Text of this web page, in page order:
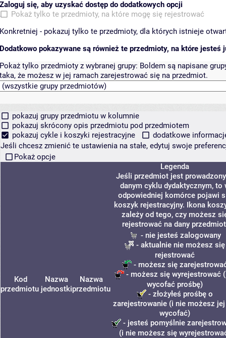
Zaloguj się, aby uzyskać dostęp do dodatkowych opcji
Pokaż tylko te przedmioty, na które mogę się rejestrować
Konkretniej - pokazuj tylko te przedmioty, dla których istnieje
Dodatkowo pokazywane są również te przedmioty, na które jesteś
Pokaż tylko przedmioty z wybranej grupy: Boldem są napisane
taka, że możesz w jej ramach zarejestrować się na przedmiot.
pokazuj grupy przedmiotu w kolumnie
pokazuj skrócony opis przedmiotu pod przedmiotem
pokazuj cykle i koszyki rejestracyjne
dodatkowe
Jeśli chcesz zmienić te ustawienia na stałe, edytuj swoje
Pokaż opcje
Kod
przedmiotu
Nazwa
jednostki
Nazwa
przedmiotu
Legenda
Jeśli przedmiot jest
danym cyklu dydaktycznym, to
odpowiedniej komórce pojawi
koszyk rejestracyjny. Ikona
zależy od tego, czy możesz
rejestrować na dany
- nie jesteś zalogowany
- aktualnie nie możesz się
rejestrować
- możesz się
- możesz się wyrejestrować
wycofać prośbę)
- złożyłeś prośbę o
zarejestrowanie (i nie możesz
wycofać)
- jesteś pomyślnie
(i nie możesz się